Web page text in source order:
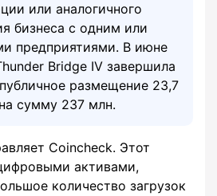
или аналогичного
бизнеса с одним или
предприятиями. В июне
Bridge IV завершила
размещение 23,7
сумму 237 млн.
Coincheck. Этот
активами,
количество загрузок